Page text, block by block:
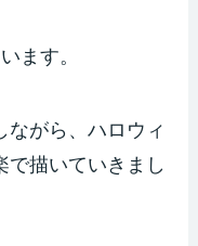
ます。
がら、ハロウィ
で描いていきまし